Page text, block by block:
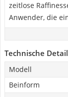
zeitlose
Anwender, die
Technische
Modell
Beinform